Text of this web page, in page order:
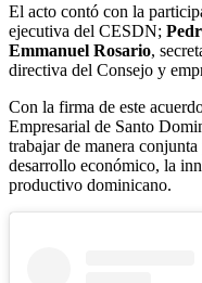
El acto contó con la
ejecutiva del CESDN;
Emmanuel Rosario,
directiva del Consejo y
Con la firma de este
Empresarial de Santo
trabajar de manera
desarrollo económico, la
productivo dominicano.